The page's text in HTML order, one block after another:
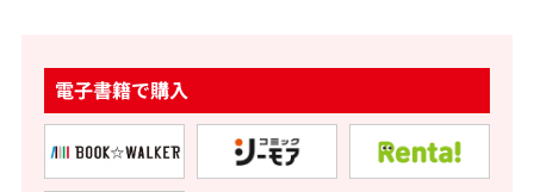
電子書籍で購入